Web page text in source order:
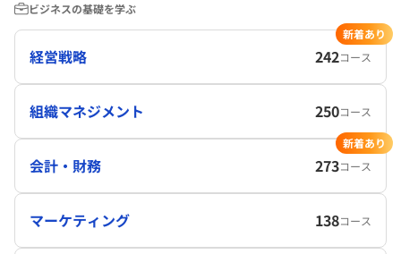
ビジネスの基礎を学ぶ
経営戦略 242コース
新着あり
組織マネジメント 250コース
会計・財務 273コース
新着あり
マーケティング 138コース